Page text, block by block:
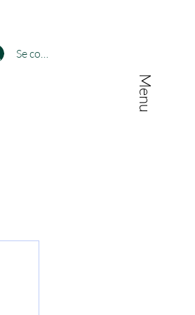
Se connecter
Menu